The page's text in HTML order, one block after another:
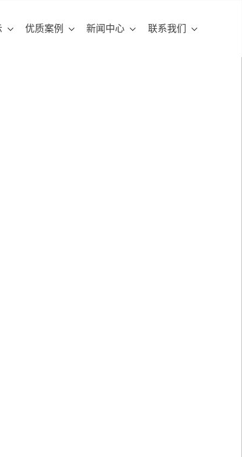
优质案例 新闻中心 联系我们